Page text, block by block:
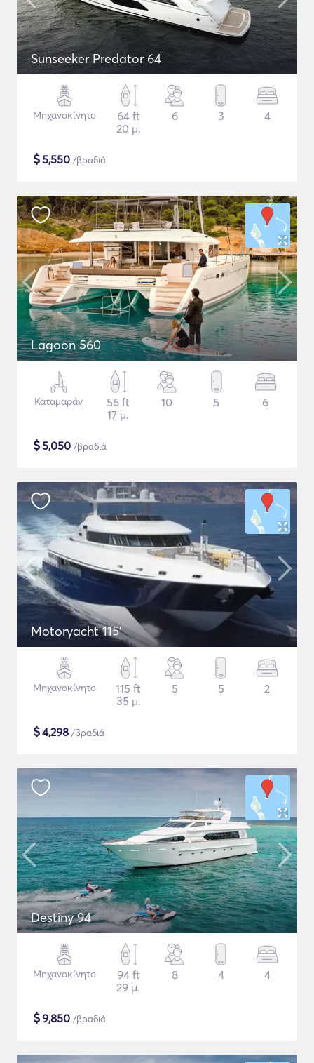
Sunseeker Predator 64
Μηχανοκίνητο
64 ft
20 μ.
6 3 4
$5,550 /βραδιά
Lagoon 560
Καταμαράν
56 ft
17 μ.
10 5 6
$5,050 /βραδιά
Motoryacht 115'
Μηχανοκίνητο
115 ft
35 μ.
5 5 2
$4,298 /βραδιά
Destiny 94
Μηχανοκίνητο
94 ft
29 μ.
8 4 4
$9,850 /βραδιά